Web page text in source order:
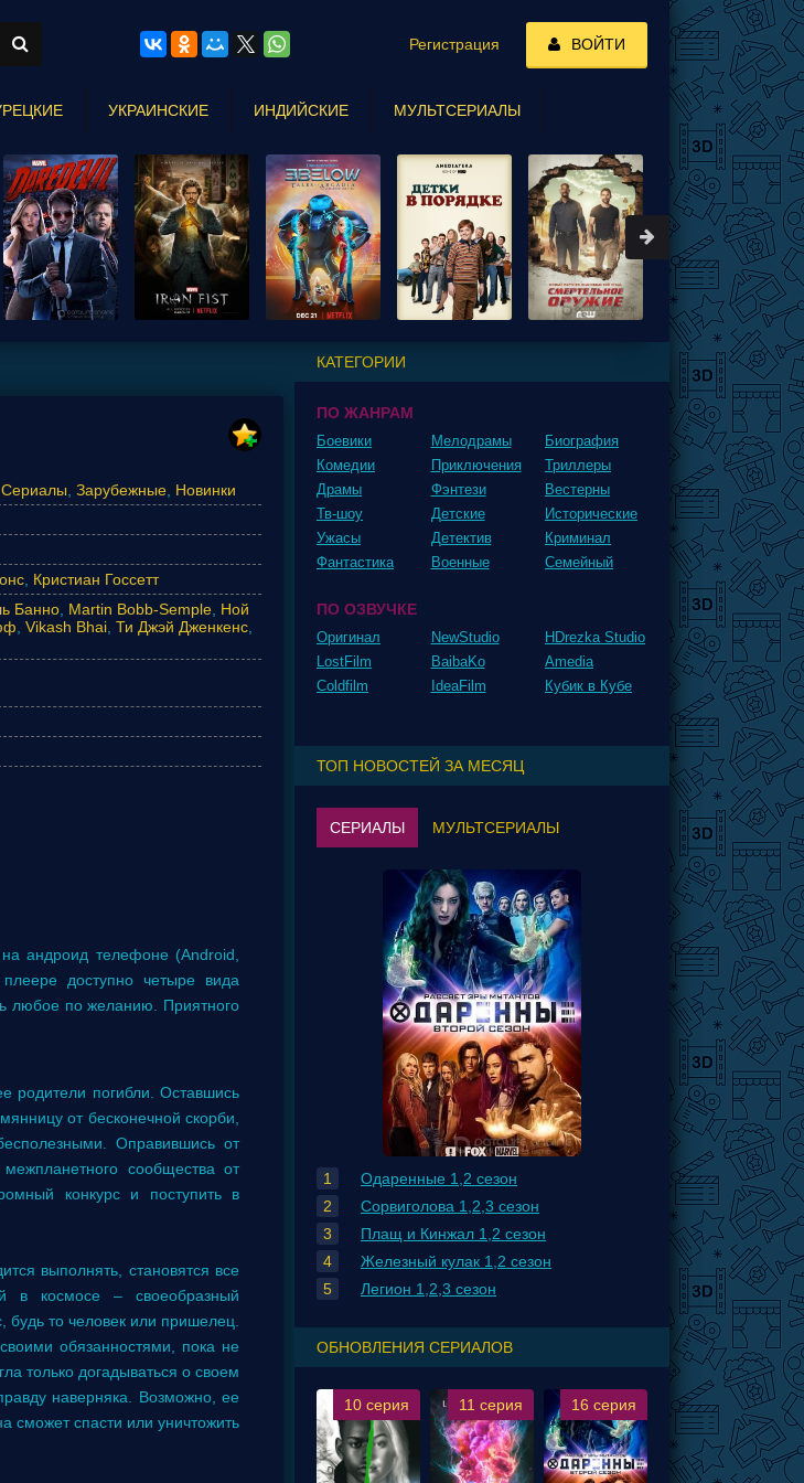
Сериалы Зарубежные Новинки
Кристиан Госсетт
Банно Martin Bobb-Semple Ной
Vikash Bhai Ти Джэй Дженкенс
андроид телефоне (Android,
доступно четыре вида
любое по желанию. Приятного
родители погибли. Оставшись
от бесконечной скорби,
Оправившись от
сообщества от
конкурс и поступить в
выполнять, становятся все
в космосе – своеобразный
будь то человек или пришелец.
обязанностями, пока не
только догадываться о своем
наверняка. Возможно, ее
сможет спасти или уничтожить
КАТЕГОРИИ
ПО ЖАНРАМ
Боевики
Комедии
Драмы
Мелодрамы
Приключения
Фэнтези
Биография
Триллеры
Вестерны
Тв-шоу
Ужасы
Фантастика
Детские
Детектив
Военные
Исторические
Криминал
Семейный
ПО ОЗВУЧКЕ
Оригинал
LostFilm
Coldfilm
NewStudio
BaibaKo
IdeaFilm
HDrezka Studio
Amedia
Кубик в Кубе
ТОП НОВОСТЕЙ ЗА МЕСЯЦ
СЕРИАЛЫ МУЛЬТСЕРИАЛЫ
Одаренные 1,2 сезон
Сорвиголова 1,2,3 сезон
Плащ и Кинжал 1,2 сезон
Железный кулак 1,2 сезон
Легион 1,2,3 сезон
ОБНОВЛЕНИЯ СЕРИАЛОВ
10 серия 11 серия 16 серия
Регистрация ВОЙТИ
УКРАИНСКИЕ ИНДИЙСКИЕ МУЛЬТСЕРИАЛЫ